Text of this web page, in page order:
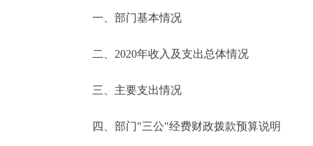
一、部门基本情况
二、2020年收入及支出总体情况
三、主要支出情况
四、部门"三公"经费财政拨款预算说明